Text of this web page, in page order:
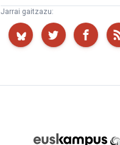
Jarrai gaitzazu: